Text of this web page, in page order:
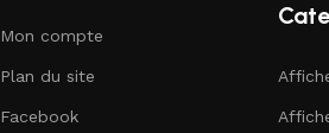
Mon compte
Plan du site
Facebook